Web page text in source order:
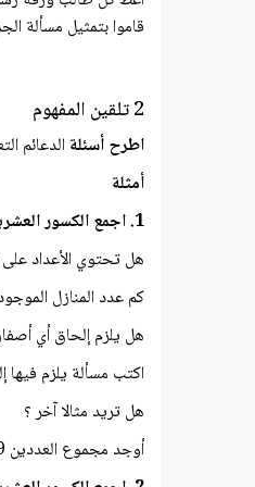
قاموا بتمثيل مسألة الجمع 0.40 + 0.22. اطلب منهم تحديد
2 تلقين المفهوم
اطرح أسئلة الدعائم
أمثلة
1. اجمع الكسور العشرية.
هل تحتوي الأعداد على
كم عدد المنازل
هل يلزم إلحاق أي
اكتب مسألة يلزم فيها
هل تريد مثالا آخر ؟
أوجد مجموع العددين 114.9 و 78.5 ؟ 193.4